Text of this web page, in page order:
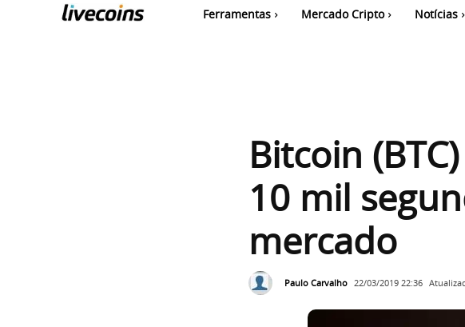
Ferramentas Mercado Cripto Notícias
Bitcoin
10 mil
mercado
Paulo Carvalho 22/03/2019 22:36